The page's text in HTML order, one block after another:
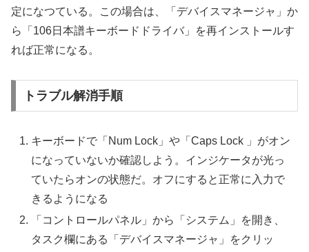
定になつている。この場合は、「デバイスマネージャ」か
ら「106日本譜キーボードドライバ」を再インストールす
れば正常になる。
トラブル解消手順
キーボードで「Num Lock」や「Caps Lock 」がオン
になっていないか確認しよう。インジケータが光っ
ていたらオンの状態だ。オフにすると正常に入力で
きるようになる
「コントロールパネル」から「システム」を開き、
タスク欄にある「デバイスマネージャ」をクリッ